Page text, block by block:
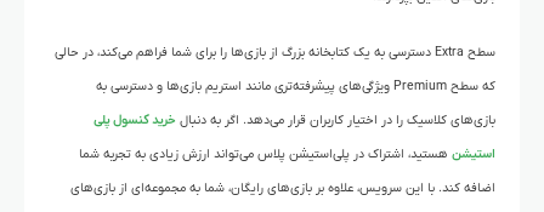
سطح Extra دسترسی به یک کتابخانه بزرگ از بازی‌ها را برای شما فراهم می‌کند، در حالی
که سطح Premium ویژگی‌های پیشرفته‌تری مانند استریم بازی‌ها و دسترسی به
بازی‌های کلاسیک را در اختیار کاربران قرار می‌دهد. اگر به دنبال خرید کنسول پلی
استیشن هستید، اشتراک در پلی‌استیشن پلاس می‌تواند ارزش زیادی به تجربه شما
اضافه کند. با این سرویس، علاوه بر بازی‌های رایگان، شما به مجموعه‌ای از بازی‌های